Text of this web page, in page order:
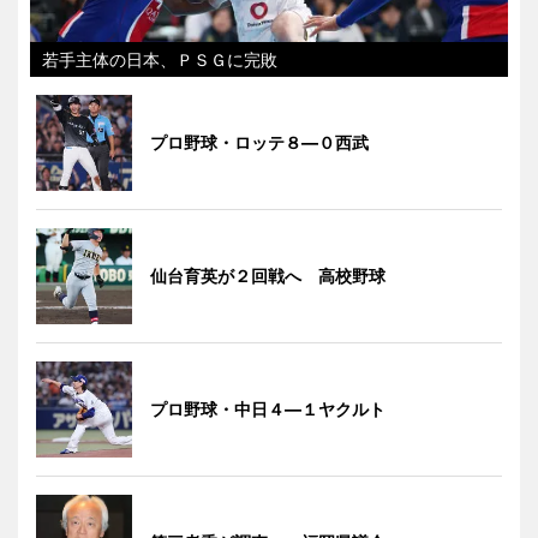
若手主体の日本、ＰＳＧに完敗
プロ野球・ロッテ８―０西武
仙台育英が２回戦へ 高校野球
プロ野球・中日４―１ヤクルト